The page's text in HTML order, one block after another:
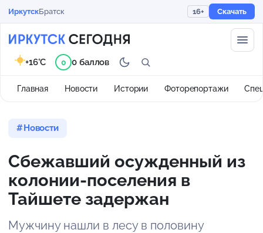
ИркутскБратск 16+ Скачать
Главная Новости Истории Фоторепортажи
+16°C 0 0 баллов
Новости
Сбежавший осужденный из
колонии-поселения в
Тайшете задержан
Мужчину нашли в лесу в половину